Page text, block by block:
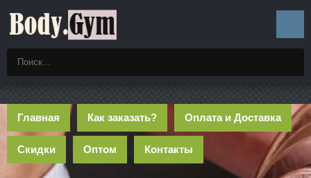
Главная Как заказать? Оплата и Доставка
Скидки Оптом Контакты